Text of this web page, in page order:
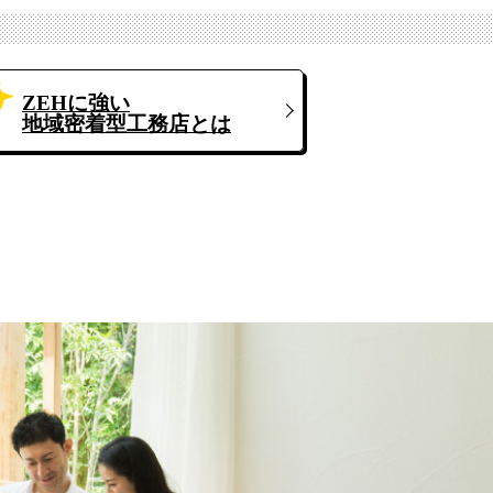
ZEHに強い
地域密着型工務店とは